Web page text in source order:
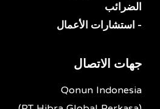
الضرائب
- استشارات الأعمال
جهات الاتصال
Qonun Indonesia